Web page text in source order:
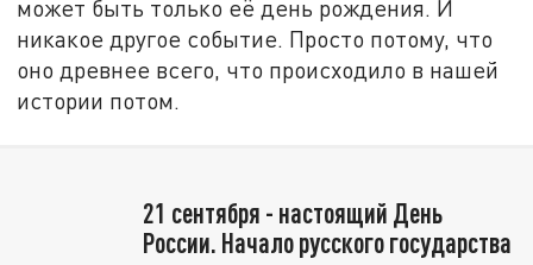
может быть только её день рождения. И
никакое другое событие. Просто потому, что
оно древнее всего, что происходило в нашей
истории потом.
21 сентября - настоящий День
России. Начало русского государства